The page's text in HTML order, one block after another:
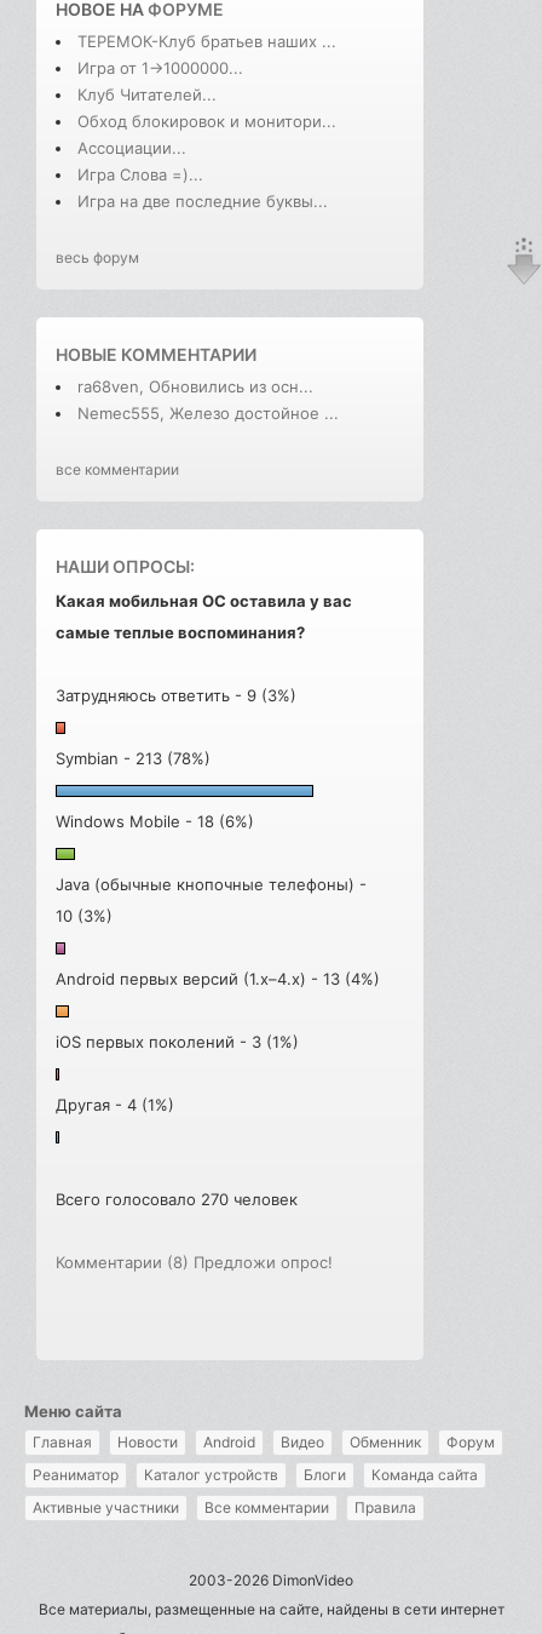
НОВОЕ НАФОРУМЕ
ТЕРЕМОК-Клуб братьев наших ...
Игра от 1->1000000...
Клуб Читателей...
Обход блокировок и монитори...
Ассоциации...
Игра Слова =)...
Игра на две последние буквы...
весь форум
НОВЫЕ КОММЕНТАРИИ
ra68ven, Обновились из осн...
Nemec555, Железо достойное ...
все комментарии
НАШИ ОПРОСЫ:
Какая мобильная ОС оставила у вас
самые теплые воспоминания?
Затрудняюсь ответить - 9 (3%)
Symbian - 213 (78%)
Windows Mobile - 18 (6%)
Java (обычные кнопочные телефоны) -
10 (3%)
Android первых версий (1.x–4.x) - 13 (4%)
iOS первых поколений - 3 (1%)
Другая - 4 (1%)
Всего голосовало 270 человек
Комментарии (8) Предложи опрос!
Меню сайта
Главная Новости Android Видео Обменник
Форум
Реаниматор
Каталог устройств Блоги
Команда сайта
Активные участники
Все комментарии Правила
2003-2026 DimonVideo
Все материалы, размещенные на сайте, найдены в сети интернет